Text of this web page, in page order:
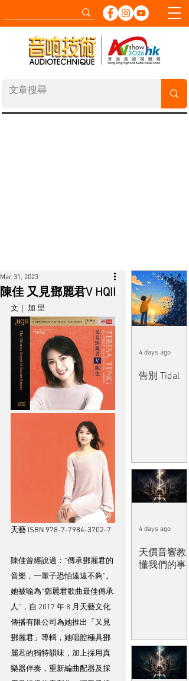
陳佳 又見鄧麗君V HQII
Mar 31, 2023
文｜ 加 里
天藝 ISBN 978-7-7984-3702-7
陳佳曾經說過：“傳承鄧麗君的
音樂，一輩子恐怕遠遠不夠”。
她被喻為“鄧麗君歌曲最佳傳承
人”，自 2017 年 8 月天藝文化
傳播有限公司為她推出「又見
鄧麗君」專輯，她唱腔極具鄧
麗君的獨特韻味，加上採用真
樂器伴奏，重新編曲配器及採
告別 Tidal
4 days ago
天價音響教
懂我們的事
4 days ago